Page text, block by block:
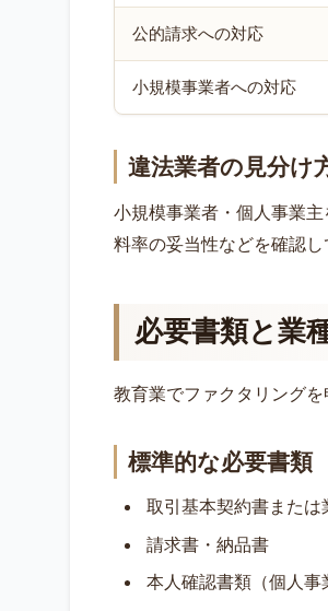
公的請求への対応
小規模事業者への対応
違法業者の見分け
小規模事業者・個人事業
料率の妥当性などを確認
必要書類と業
教育業でファクタリングを
標準的な必要書類
取引基本契約書または
請求書・納品書
本人確認書類（個人事